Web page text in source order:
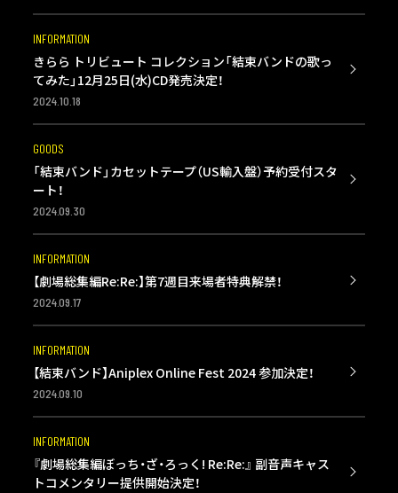
INFORMATION
きらら トリビュート コレクション「結束バンドの歌っ
てみた」12月25日(水)CD発売決定！
2024.10.18
GOODS
「結束バンド」カセットテープ（US輸入盤）予約受付スタ
ート！
2024.09.30
INFORMATION
【劇場総集編Re:Re:】第7週目来場者特典解禁！
2024.09.17
INFORMATION
【結束バンド】Aniplex Online Fest 2024 参加決定！
2024.09.10
INFORMATION
『劇場総集編ぼっち・ざ・ろっく! Re:Re:』 副音声キャス
トコメンタリー提供開始決定！